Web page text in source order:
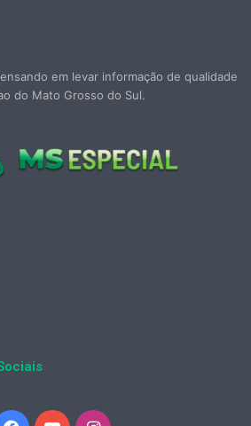
em levar informação de qualidade
do Mato Grosso do Sul.